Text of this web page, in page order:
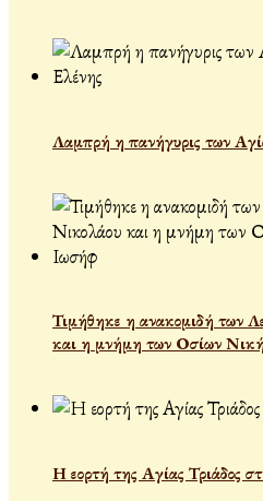
Λαμπρή η πανήγυρις των
Τιμήθηκε η ανακομιδή των
και η μνήμη των Οσίων
Η εορτή της Αγίας Τριάδος